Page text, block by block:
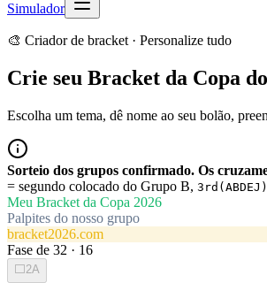
Simulador
🎨 Criador de bracket · Personalize tudo
Crie seu Bracket da Copa
Escolha um tema, dê nome ao seu bolão,
Sorteio dos grupos confirmado. Os
= segundo colocado do Grupo B, 3rd(ABDEJ)
Meu Bracket da Copa 2026
Palpites do nosso grupo
bracket2026.com
Fase de 32 · 16
⬜ 2A